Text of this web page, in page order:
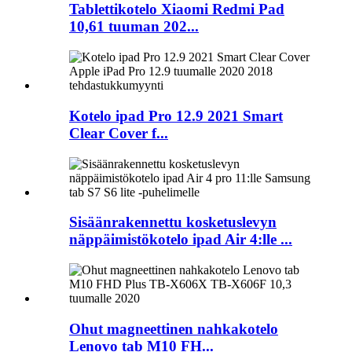
Tablettikotelo Xiaomi Redmi Pad
10,61 tuuman 202...
Kotelo ipad Pro 12.9 2021 Smart
Clear Cover f...
Sisäänrakennettu kosketuslevyn
näppäimistökotelo ipad Air 4:lle ...
Ohut magneettinen nahkakotelo
Lenovo tab M10 FH...